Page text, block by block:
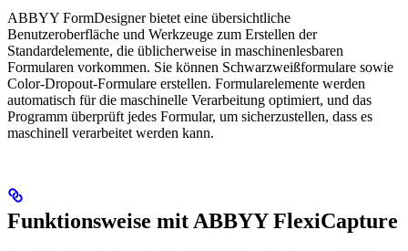
ABBYY FormDesigner bietet eine übersichtliche
Benutzeroberfläche und Werkzeuge zum Erstellen der
Standardelemente, die üblicherweise in maschinenlesbaren
Formularen vorkommen. Sie können Schwarzweißformulare sowie
Color-Dropout-Formulare erstellen. Formularelemente werden
automatisch für die maschinelle Verarbeitung optimiert, und das
Programm überprüft jedes Formular, um sicherzustellen, dass es
maschinell verarbeitet werden kann.
Funktionsweise mit ABBYY FlexiCapture